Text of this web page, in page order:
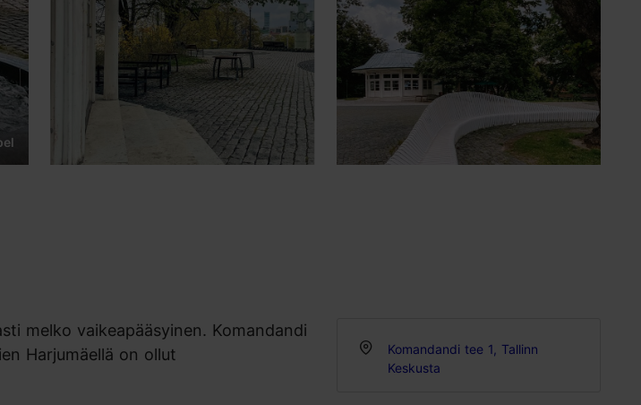
melko vaikeapääsyinen. Komandandi
Harjumäellä on ollut
Komandandi tee 1, Tallinn
Keskusta